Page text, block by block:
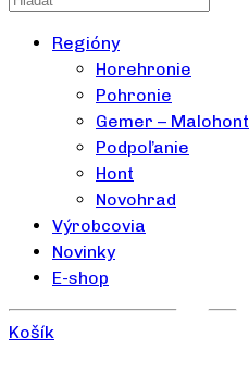
Regióny
Horehronie
Pohronie
Gemer – Malohont
Podpoľanie
Hont
Novohrad
Výrobcovia
Novinky
E-shop
Košík